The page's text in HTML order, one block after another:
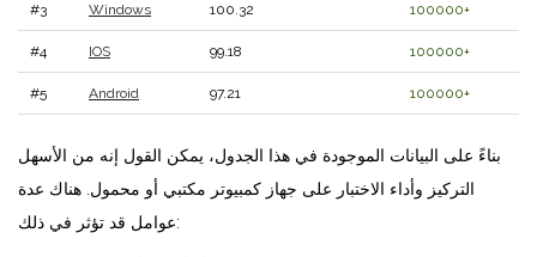
#3 Windows 100.32 100000+
#4 IOS 99.18 100000+
#5 Android 97.21 100000+
بناءً على البيانات الموجودة في هذا الجدول، يمكن القول إنه من الأسهل
التركيز وأداء الاختبار على جهاز كمبيوتر مكتبي أو محمول. هناك عدة
عوامل قد تؤثر في ذلك: